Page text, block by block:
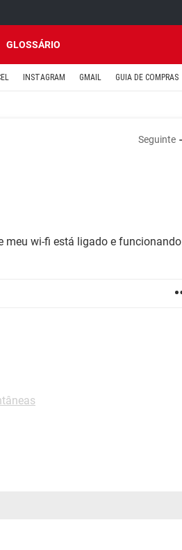
GLOSSÁRIO
INSTAGRAM GMAIL GUIA DE COMPRAS
Seguinte
meu wi-fi está ligado e funcionando